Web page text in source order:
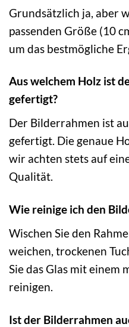
Grundsätzlich ja, aber
passenden Größe (10
um das bestmögliche
Aus welchem Holz ist
gefertigt?
Der Bilderrahmen ist
gefertigt. Die genaue
wir achten stets auf
Qualität.
Wie reinige ich den
Wischen Sie den
weichen, trockenen
Sie das Glas mit einem
reinigen.
Ist der Bilderrahmen